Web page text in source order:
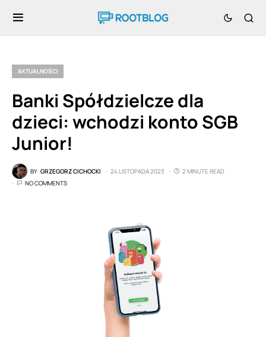
AKTUALNOŚCI
Banki Spółdzielcze dla
dzieci: wchodzi konto SGB
Junior!
BY GRZEGORZ CICHOCKI 24 LISTOPADA 2023
2 MINUTE READ
NO COMMENTS